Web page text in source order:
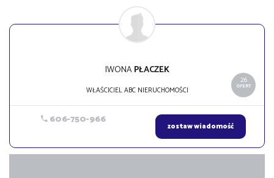
26
OFERT
IWONAPŁACZEK
WŁAŚCICIEL ABC NIERUCHOMOŚCI
606-750-966 zostaw wiadomość